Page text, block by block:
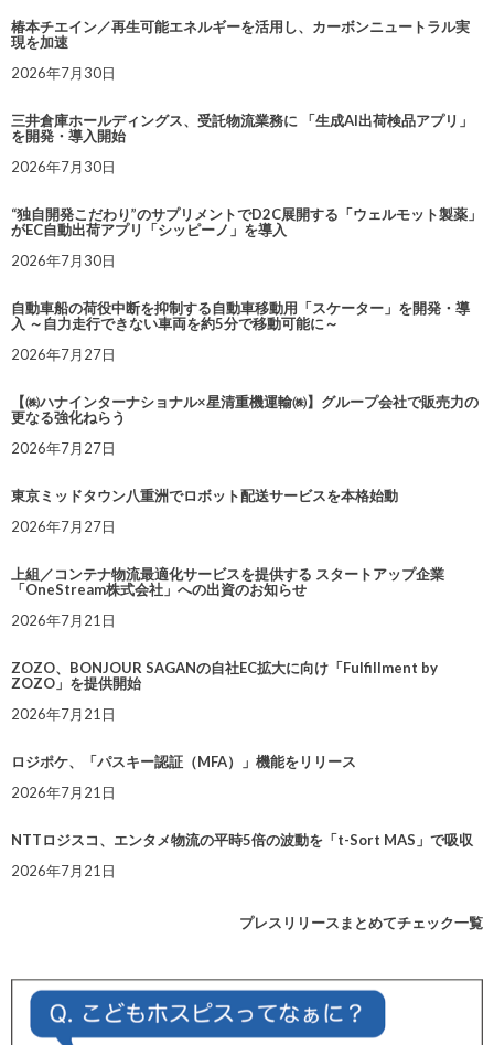
椿本チエイン／再生可能エネルギーを活用し、カーボンニュートラル実
現を加速
2026年7月30日
三井倉庫ホールディングス、受託物流業務に 「生成AI出荷検品アプリ」
を開発・導入開始
2026年7月30日
“独自開発こだわり”のサプリメントでD2C展開する「ウェルモット製薬」
がEC自動出荷アプリ「シッピーノ」を導入
2026年7月30日
自動車船の荷役中断を抑制する自動車移動用「スケーター」を開発・導
入 ～自力走行できない車両を約5分で移動可能に～
2026年7月27日
【㈱ハナインターナショナル×星清重機運輸㈱】グループ会社で販売力の
更なる強化ねらう
2026年7月27日
東京ミッドタウン八重洲でロボット配送サービスを本格始動
2026年7月27日
上組／コンテナ物流最適化サービスを提供する スタートアップ企業
「OneStream株式会社」への出資のお知らせ
2026年7月21日
ZOZO、BONJOUR SAGANの自社EC拡大に向け「Fulfillment by
ZOZO」を提供開始
2026年7月21日
ロジポケ、「パスキー認証（MFA）」機能をリリース
2026年7月21日
NTTロジスコ、エンタメ物流の平時5倍の波動を「t-Sort MAS」で吸収
2026年7月21日
プレスリリースまとめてチェック一覧